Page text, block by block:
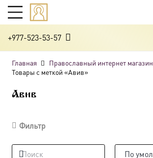
+977-523-53-57
Главная
Православный интернет магазин
Товары с меткой «Авив»
Авив
Фильтр